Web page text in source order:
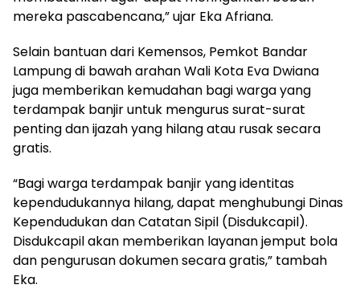
mereka pascabencana,” ujar Eka Afriana.
Selain bantuan dari Kemensos, Pemkot Bandar
Lampung di bawah arahan Wali Kota Eva Dwiana
juga memberikan kemudahan bagi warga yang
terdampak banjir untuk mengurus surat-surat
penting dan ijazah yang hilang atau rusak secara
gratis.
“Bagi warga terdampak banjir yang identitas
kependudukannya hilang, dapat menghubungi Dinas
Kependudukan dan Catatan Sipil (Disdukcapil).
Disdukcapil akan memberikan layanan jemput bola
dan pengurusan dokumen secara gratis,” tambah
Eka.